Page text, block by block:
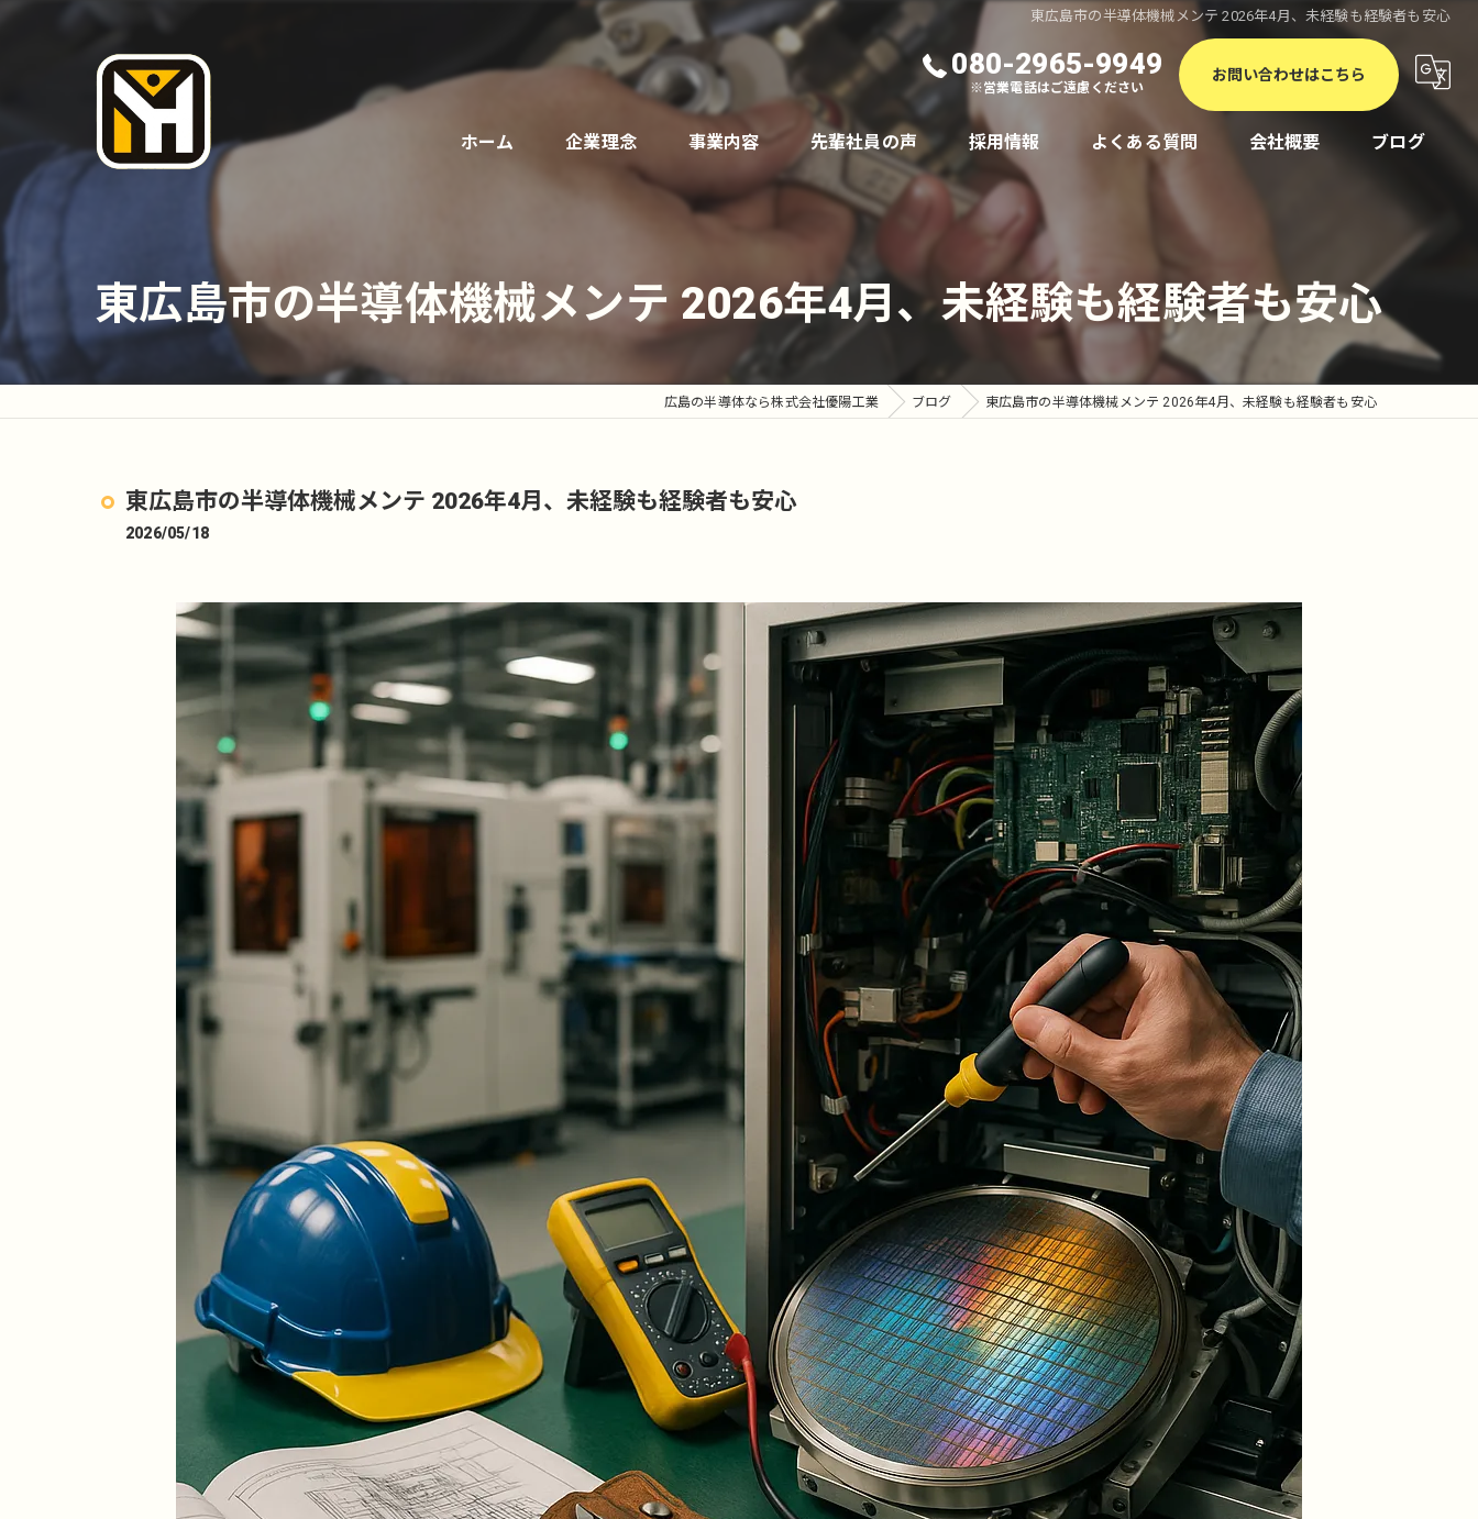
東広島市の半導体機械メンテ 2026年4月、未経験も経験者も安心
080-2965-9949
※営業電話はご遠慮ください
お問い合わせはこちら
ホーム 企業理念 事業内容 先輩社員の声 採用情報 よくある質問 会社概要 ブログ
東広島市の半導体機械メンテ 2026年4月、未経験も経験者も安心
広島の半導体なら株式会社優陽工業 ブログ 東広島市の半導体機械メンテ 2026年4月、未経験も経験者も安心
東広島市の半導体機械メンテ 2026年4月、未経験も経験者も安心
2026/05/18